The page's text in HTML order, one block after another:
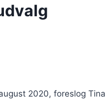
2020, foreslog Tina